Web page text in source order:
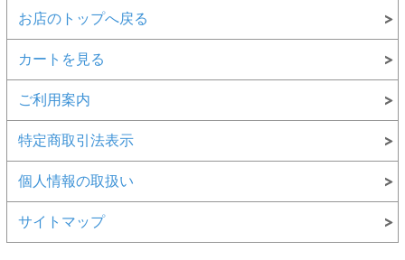
お店のトップへ戻る
カートを見る
ご利用案内
特定商取引法表示
個人情報の取扱い
サイトマップ